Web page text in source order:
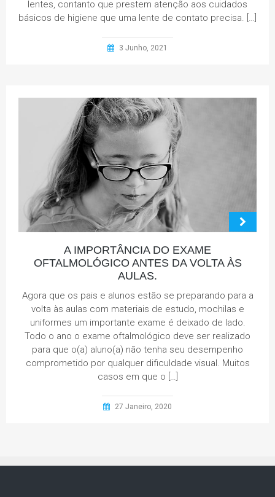
lentes, contanto que prestem atenção aos cuidados
básicos de higiene que uma lente de contato precisa. […]
3 Junho, 2021
A IMPORTÂNCIA DO EXAME
OFTALMOLÓGICO ANTES DA VOLTA ÀS
AULAS.
Agora que os pais e alunos estão se preparando para a
volta às aulas com materiais de estudo, mochilas e
uniformes um importante exame é deixado de lado.
Todo o ano o exame oftalmológico deve ser realizado
para que o(a) aluno(a) não tenha seu desempenho
comprometido por qualquer dificuldade visual. Muitos
casos em que o […]
27 Janeiro, 2020